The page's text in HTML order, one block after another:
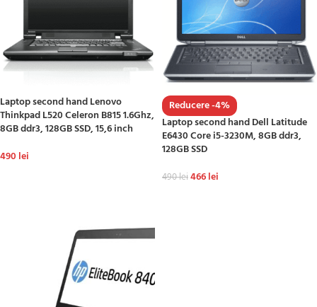
Laptop second hand Lenovo
Thinkpad L520 Celeron B815 1.6Ghz,
8GB ddr3, 128GB SSD, 15,6 inch
490 lei
Reducere -4%
Laptop second hand Dell Latitude
E6430 Core i5-3230M, 8GB ddr3,
128GB SSD
490lei466lei